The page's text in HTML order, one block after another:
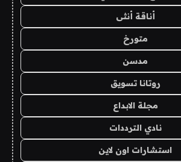
أناقة أنثى
متورخ
مدسن
روتانا تسويق
مجلة الابداع
نادي الترددات
استشارات اون لاين